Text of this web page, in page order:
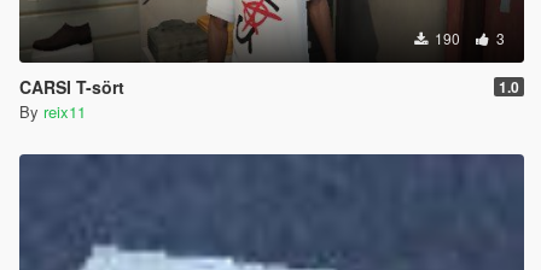
190 3
CARSI T-sört 1.0
By reix11